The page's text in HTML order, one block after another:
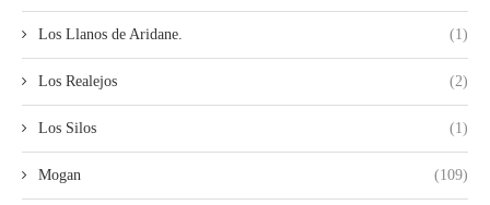
Los Llanos de Aridane. (1)
Los Realejos (2)
Los Silos (1)
Mogan (109)